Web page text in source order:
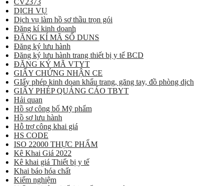
DỊCH VỤ
Dịch vụ làm hồ sơ thầu trọn gói
Đăng kí kinh doanh
ĐĂNG KÍ MÃ SỐ DUNS
Đăng ký lưu hành
Đăng ký lưu hành trang thiết bị y tế BCD
ĐĂNG KÝ MÃ VTYT
GIẤY CHỨNG NHẬN CE
GIấy phép kinh doan khẩu trang, găng tay, đồ phòng dịch
GIẤY PHÉP QUẢNG CÁO TBYT
Hải quan
Hồ sơ công bố Mỹ phẩm
Hồ sơ lưu hành
Hỗ trợ công khai giá
HS CODE
ISO 22000 THỰC PHẨM
Kê Khai Giá 2022
Kê khai giá Thiết bị y tế
Khai báo hóa chất
Kiểm nghiệm